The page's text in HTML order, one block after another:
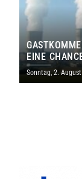
EINE
SAARLAND
Sonntag, 2.